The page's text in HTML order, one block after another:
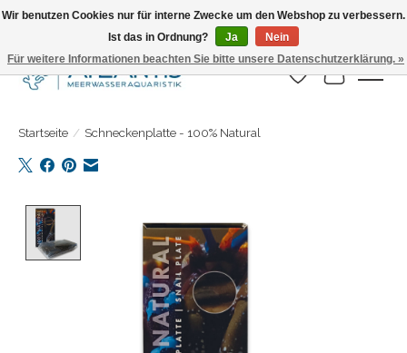
Täglicher Versand. Bestelle bis 15.00 Uhr
Wunschzettel
Ihr
Startseite / Schneckenplatte - 100% Natural
Wir benutzen Cookies nur für interne Zwecke um den Webshop zu verbessern.
Ist das in Ordnung?
Ja
Nein
Für weitere Informationen beachten Sie bitte unsere Datenschutzerklärung. »